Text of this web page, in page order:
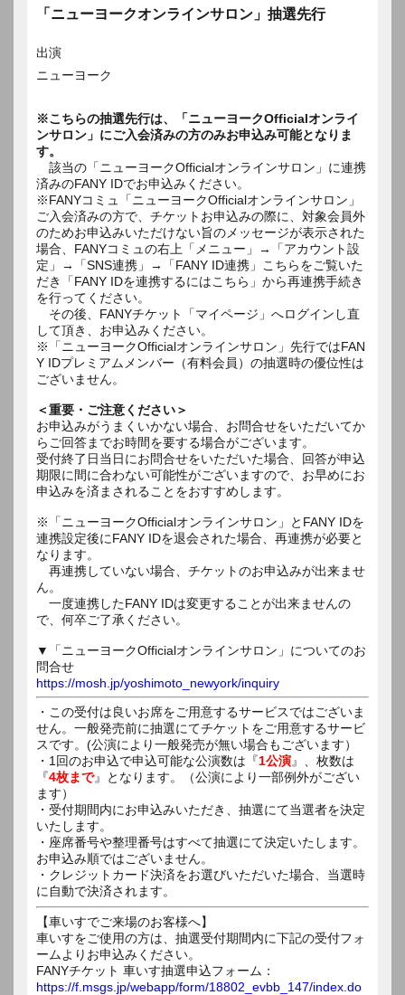
「ニューヨークオンラインサロン」抽選先行
出演
ニューヨーク
※こちらの抽選先行は、「ニューヨークOfficialオンライ
ンサロン」にご入会済みの方のみお申込み可能となりま
す。
該当の「ニューヨークOfficialオンラインサロン」に連携
済みのFANY IDでお申込みください。
※FANYコミュ「ニューヨークOfficialオンラインサロン」
ご入会済みの方で、チケットお申込みの際に、対象会員外
のためお申込みいただけない旨のメッセージが表示された
場合、FANYコミュの右上「メニュー」→「アカウント設
定」→「SNS連携」→「FANY ID連携」こちらをご覧いた
だき「FANY IDを連携するにはこちら」から再連携手続き
を行ってください。
その後、FANYチケット「マイページ」へログインし直
して頂き、お申込みください。
※「ニューヨークOfficialオンラインサロン」先行ではFAN
Y IDプレミアムメンバー（有料会員）の抽選時の優位性は
ございません。
＜重要・ご注意ください＞
お申込みがうまくいかない場合、お問合せをいただいてか
らご回答までお時間を要する場合がございます。
受付終了日当日にお問合せをいただいた場合、回答が申込
期限に間に合わない可能性がございますので、お早めにお
申込みを済まされることをおすすめします。
※「ニューヨークOfficialオンラインサロン」とFANY IDを
連携設定後にFANY IDを退会された場合、再連携が必要と
なります。
再連携していない場合、チケットのお申込みが出来ませ
ん。
一度連携したFANY IDは変更することが出来ませんの
で、何卒ご了承ください。
▼「ニューヨークOfficialオンラインサロン」についてのお
問合せ
https://mosh.jp/yoshimoto_newyork/inquiry
・この受付は良いお席をご用意するサービスではございま
せん。一般発売前に抽選にてチケットをご用意するサービ
スです。(公演により一般発売が無い場合もございます）
・1回のお申込で申込可能な公演数は『1公演』、枚数は
『4枚まで』となります。（公演により一部例外がござい
ます）
・受付期間内にお申込みいただき、抽選にて当選者を決定
いたします。
・座席番号や整理番号はすべて抽選にて決定いたします。
お申込み順ではございません。
・クレジットカード決済をお選びいただいた場合、当選時
に自動で決済されます。
【車いすでご来場のお客様へ】
車いすをご使用の方は、抽選受付期間内に下記の受付フォ
ームよりお申込みください。
FANYチケット 車いす抽選申込フォーム：
https://f.msgs.jp/webapp/form/18802_evbb_147/index.do